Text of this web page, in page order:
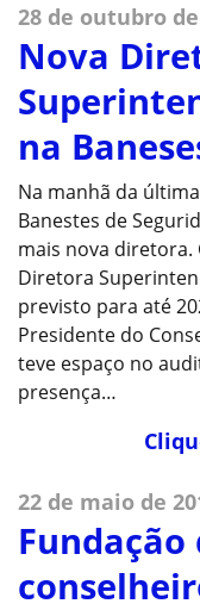
28 de outubro
Nova
na
Na manhã da
Banestes de
mais nova
Diretora
previsto para até
Presidente do
teve espaço no
presença…
22 de maio de
Fundação